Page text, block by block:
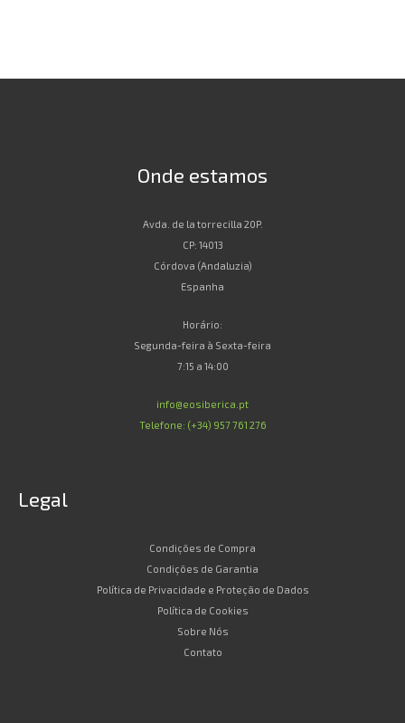
Onde estamos
Avda. de la torrecilla 20P.
CP: 14013
Córdova (Andaluzia)
Espanha
Horário:
Segunda-feira à Sexta-feira
7:15 a 14:00
info@eosiberica.pt
Telefone: (+34) 957 761 276
Legal
Condições de Compra
Condições de Garantia
Política de Privacidade e Proteção de Dados
Política de Cookies
Sobre Nós
Contato